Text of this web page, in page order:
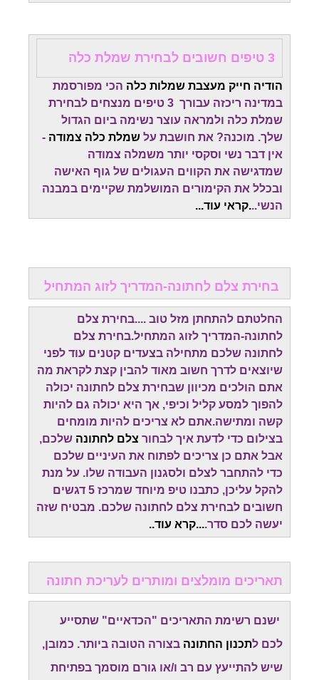
3 טיפים חשובים לבחירת שמלת כלה
הודיה חייק מעצבת שמלות כלה הכי מפורסמת
במדינה ריכזה עבורך 3 טיפים מנצחים לבחירת
שמלת כלה ולמראה עוצר נשימה ביום הגדול
שלך. מוכנה? את חושבת על שמלת כלה צמודה -
אין דבר נשי וסקסי יותר משמלה צמודה
שמדגישה את הקווים העגולים של גוף האישה
ובכלל את הקימורים המושלמת שקיימים במבנה
הנשי...קראי עוד...
בחירת צלם לחתונה-המדריך לזוג המתחיל
החלטתם להתחתן מזל טוב ....בחירת צלם
לחתונה-המדריך לזוג המתחיל.בחירת צלם
לחתונה שלכם מתחילה בצעדים קטנים עוד לפני
שיוצאים לדרך חשוב מאוד להבין קצת לקראת מה
אתם הולכים מכיוון שבחירת צלם לחתונה יכולה
להפוך למסע קליל וכיפי, אך היא יכולה גם להיות
קשה ומתישה.אתם לא צריכים להיות מומחים
בצילום כדי לדעת איך לבחור צלם לחתונה שלכם,
אבל אתם כן צריכים לפתוח את העיניים שלכם
כדי להתחבר לצלם ולסגנון העבודה שלו. על מנת
להקל עליכן, כתבנו טיפ מיוחד שמרכז 5 דגשים
חשובים לבחירת צלם לחתונה שלכם. מבטיח שזה
יעשה לכם סדר....קרא עוד..
תאריכים מומלצים ומותרים לעריכת חתונה
ישנם רשימת התאריכים "הכדאיים" שתסייע
לכם לתכנון החתונה בצורה הטובה ביותר. כמובן,
שיש להתייעץ עם רב ו/או גורם מוסמך בפתיחת